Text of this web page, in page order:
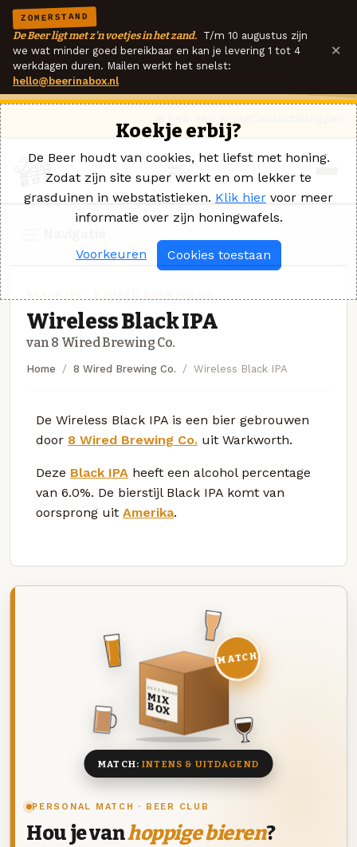
ZOMERSTAND
De Beer ligt met z'n voetjes in het zand. T/m 10 augustus zijn
we wat minder goed bereikbaar en kan je levering 1 tot 4
werkdagen duren. Mailen werkt het snelst:
hello@beerinabox.nl
×
Wireless Black IPA
van 8 Wired Brewing Co.
Home 8 Wired Brewing Co. Wireless Black IPA
De Wireless Black IPA is een bier gebrouwen
door 8 Wired Brewing Co. uit Warkworth.
Deze Black IPA heeft een alcohol percentage
van 6.0%. De bierstijl Black IPA komt van
oorsprong uit Amerika.
PERSONAL MATCH · BEER CLUB
Hou je vanhoppige bieren?
DEZE MAAND
MIX
BOX
8 BIEREN
MATCH
MATCH:INTENS & UITDAGEND
Koekje erbij?
De Beer houdt van cookies, het liefst met honing.
Zodat zijn site super werkt en om lekker te
grasduinen in webstatistieken. Klik hier voor meer
informatie over zijn honingwafels.
Voorkeuren Cookies toestaan